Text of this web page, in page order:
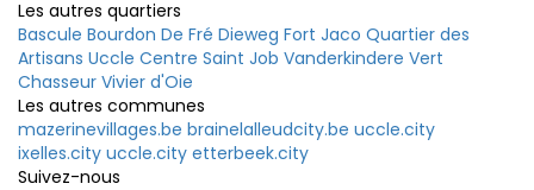
Les autres quartiers
Bascule Bourdon De Fré Dieweg Fort Jaco Quartier des
Artisans Uccle Centre Saint Job Vanderkindere Vert
Chasseur Vivier d'Oie
Les autres communes
mazerinevillages.be brainelalleudcity.be uccle.city
ixelles.city uccle.city etterbeek.city
Suivez-nous